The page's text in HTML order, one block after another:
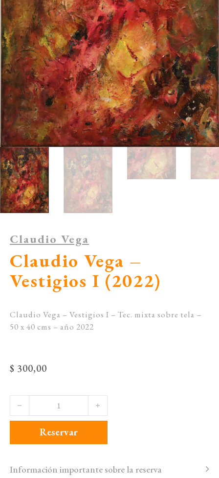
Claudio Vega
Claudio Vega –
Vestigios I (2022)
Claudio Vega – Vestigios I – Tec. mixta sobre tela –
50 x 40 cms – año 2022
$ 300,00
Claudio Vega - Vestigios I (2022) cantidad
Reservar
Información importante sobre la reserva